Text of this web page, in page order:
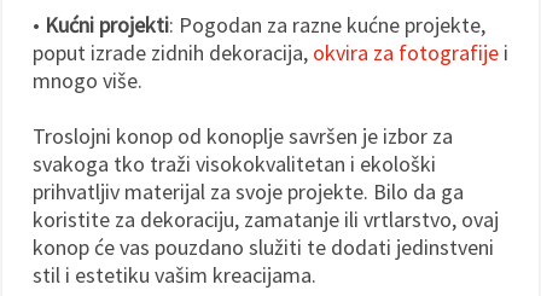
• Kućni projekti: Pogodan za razne kućne projekte,
poput izrade zidnih dekoracija, okvira za fotografije i
mnogo više.
Troslojni konop od konoplje savršen je izbor za
svakoga tko traži visokokvalitetan i ekološki
prihvatljiv materijal za svoje projekte. Bilo da ga
koristite za dekoraciju, zamatanje ili vrtlarstvo, ovaj
konop će vas pouzdano služiti te dodati jedinstveni
stil i estetiku vašim kreacijama.